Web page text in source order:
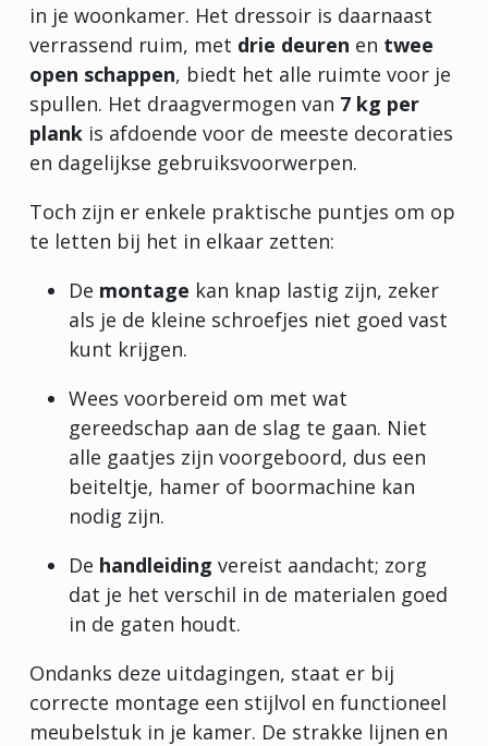
in je woonkamer. Het dressoir is daarnaast
verrassend ruim, met drie deuren en twee
open schappen, biedt het alle ruimte voor je
spullen. Het draagvermogen van 7 kg per
plank is afdoende voor de meeste decoraties
en dagelijkse gebruiksvoorwerpen.
Toch zijn er enkele praktische puntjes om op
te letten bij het in elkaar zetten:
De montage kan knap lastig zijn, zeker
als je de kleine schroefjes niet goed vast
kunt krijgen.
Wees voorbereid om met wat
gereedschap aan de slag te gaan. Niet
alle gaatjes zijn voorgeboord, dus een
beiteltje, hamer of boormachine kan
nodig zijn.
De handleiding vereist aandacht; zorg
dat je het verschil in de materialen goed
in de gaten houdt.
Ondanks deze uitdagingen, staat er bij
correcte montage een stijlvol en functioneel
meubelstuk in je kamer. De strakke lijnen en